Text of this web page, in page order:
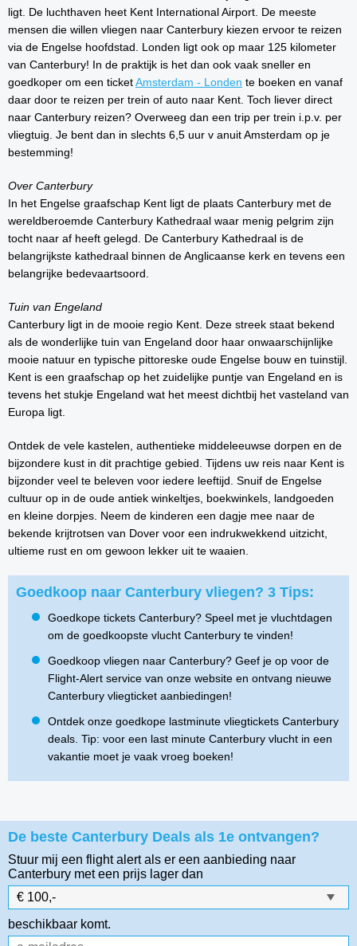
ligt. De luchthaven heet Kent International Airport. De meeste
mensen die willen vliegen naar Canterbury kiezen ervoor te reizen
via de Engelse hoofdstad. Londen ligt ook op maar 125 kilometer
van Canterbury! In de praktijk is het dan ook vaak sneller en
goedkoper om een ticketAmsterdam - Londen te boeken en vanaf
daar door te reizen per trein of auto naar Kent. Toch liever direct
naar Canterbury reizen? Overweeg dan een trip per trein i.p.v. per
vliegtuig. Je bent dan in slechts 6,5 uur v anuit Amsterdam op je
bestemming!
Over Canterbury
In het Engelse graafschap Kent ligt de plaats Canterbury met de
wereldberoemde Canterbury Kathedraal waar menig pelgrim zijn
tocht naar af heeft gelegd. De Canterbury Kathedraal is de
belangrijkste kathedraal binnen de Anglicaanse kerk en tevens een
belangrijke bedevaartsoord.
Tuin van Engeland
Canterbury ligt in de mooie regio Kent. Deze streek staat bekend
als de wonderlijke tuin van Engeland door haar onwaarschijnlijke
mooie natuur en typische pittoreske oude Engelse bouw en tuinstijl.
Kent is een graafschap op het zuidelijke puntje van Engeland en is
tevens het stukje Engeland wat het meest dichtbij het vasteland van
Europa ligt.
Ontdek de vele kastelen, authentieke middeleeuwse dorpen en de
bijzondere kust in dit prachtige gebied. Tijdens uw reis naar Kent is
bijzonder veel te beleven voor iedere leeftijd. Snuif de Engelse
cultuur op in de oude antiek winkeltjes, boekwinkels, landgoeden
en kleine dorpjes. Neem de kinderen een dagje mee naar de
bekende krijtrotsen van Dover voor een indrukwekkend uitzicht,
ultieme rust en om gewoon lekker uit te waaien.
Goedkoop naar Canterbury vliegen? 3 Tips:
Goedkope tickets Canterbury? Speel met je vluchtdagen
om de goedkoopste vlucht Canterbury te vinden!
Goedkoop vliegen naar Canterbury? Geef je op voor de
Flight-Alert service van onze website en ontvang nieuwe
Canterbury vliegticket aanbiedingen!
Ontdek onze goedkope lastminute vliegtickets Canterbury
deals. Tip: voor een last minute Canterbury vlucht in een
vakantie moet je vaak vroeg boeken!
De beste Canterbury Deals als 1e ontvangen?
Stuur mij een flight alert als er een aanbieding naar
Canterbury met een prijs lager dan
beschikbaar komt.